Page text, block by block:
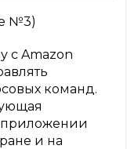
с Amazon
команд.
и на